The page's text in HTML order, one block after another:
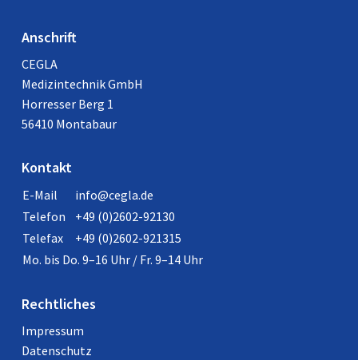
Anschrift
CEGLA
Medizintechnik GmbH
Horresser Berg 1
56410 Montabaur
Kontakt
E-Mail
info@cegla.de
Telefon
+49 (0)2602-92130
Telefax
+49 (0)2602-921315
Mo. bis Do. 9–16 Uhr / Fr. 9–14 Uhr
Rechtliches
Impressum
Datenschutz